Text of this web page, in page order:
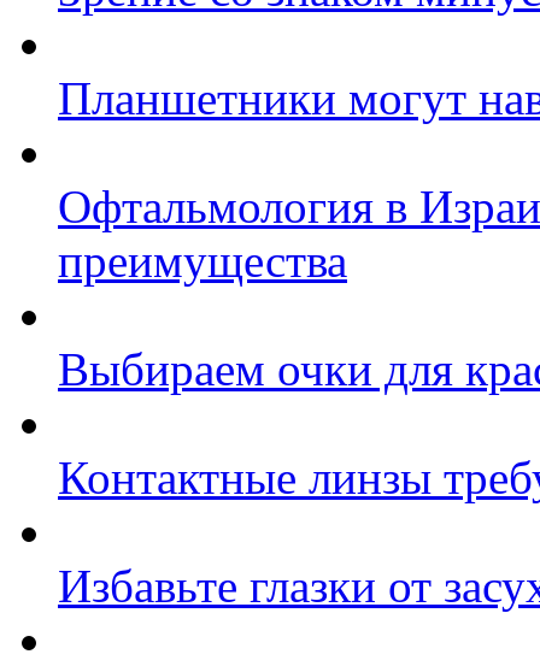
Планшетники могут
Офтальмология в
преимущества
Выбираем очки для
Контактные линзы
Избавьте глазки от